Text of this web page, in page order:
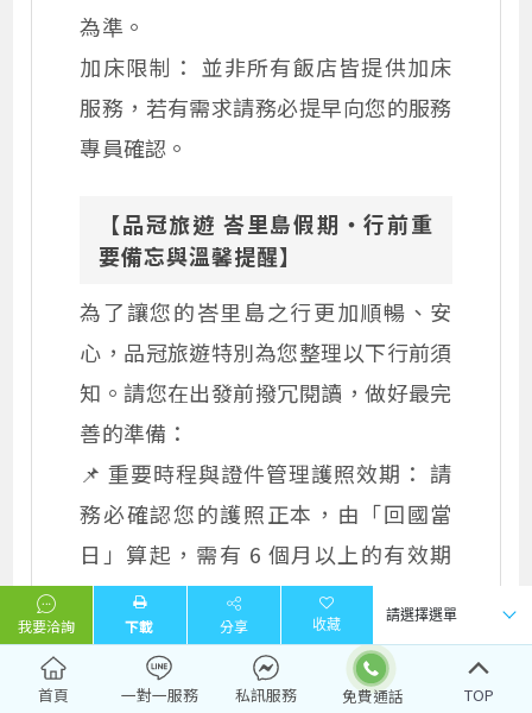
我要洽詢 下載 分享
為準。
加床限制： 並非所有飯店皆提供加床
服務，若有需求請務必提早向您的服務
專員確認。
【品冠旅遊 峇里島假期・行前重
要備忘與溫馨提醒】
為了讓您的峇里島之行更加順暢、安
心，品冠旅遊特別為您整理以下行前須
知。請您在出發前撥冗閱讀，做好最完
善的準備：
📌 重要時程與證件管理護照效期： 請
務必確認您的護照正本，由「回國當
日」算起，需有 6 個月以上的有效期
限。
資料繳交： 請於出團前 10 天繳齊相關
證照資料。
首頁 一對一服務 私訊服務 TOP